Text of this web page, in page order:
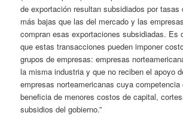
de exportación resultan subsidiados por tasas
más bajas que las del mercado y las
compran esas exportaciones subsidiadas. Es
que estas transacciones pueden imponer
grupos de empresas: empresas
la misma industria y que no reciben el apoyo
empresas norteamericanas cuya competencia
beneficia de menores costos de capital,
subsidios del gobierno.”